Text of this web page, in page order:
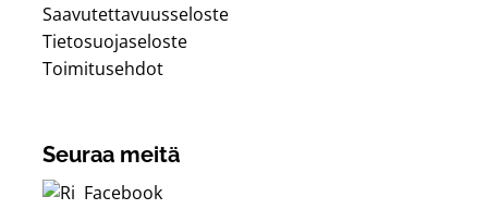
Saavutettavuusseloste
Tietosuojaseloste
Toimitusehdot
Seuraa meitä
Facebook